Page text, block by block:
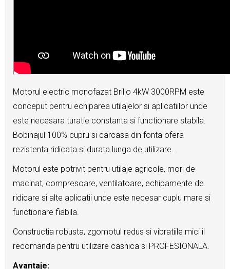
Motorul electric monofazat Brillo 4kW 3000RPM este
conceput pentru echiparea utilajelor si aplicatiilor unde
este necesara turatie constanta si functionare stabila.
Bobinajul 100% cupru si carcasa din fonta ofera
rezistenta ridicata si durata lunga de utilizare.
Motorul este potrivit pentru utilaje agricole, mori de
macinat, compresoare, ventilatoare, echipamente de
ridicare si alte aplicatii unde este necesar cuplu mare si
functionare fiabila.
Constructia robusta, zgomotul redus si vibratiile mici il
recomanda pentru utilizare casnica si PROFESIONALA.
Avantaje: